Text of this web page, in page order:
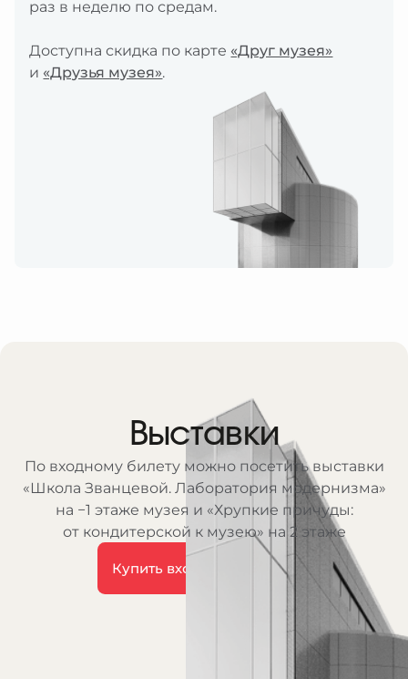
раз в неделю по средам.
Доступна скидка по карте «Друг музея»
и «Друзья музея».
Выставки
По входному билету можно посетить выставки
«Школа Званцевой. Лаборатория модернизма»
на −1 этаже музея и «Хрупкие причуды:
от кондитерской к музею» на 2 этаже
Купить входной билет